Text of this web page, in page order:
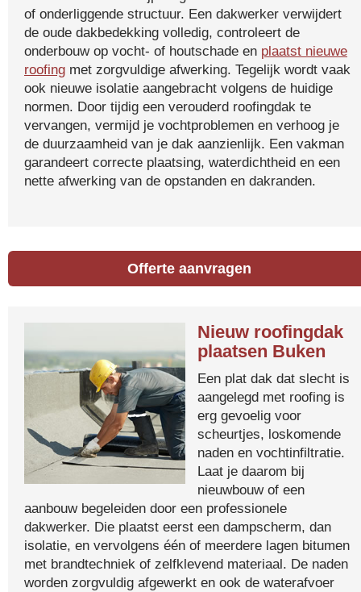
of onderliggende structuur. Een dakwerker verwijdert
de oude dakbedekking volledig, controleert de
onderbouw op vocht- of houtschade en plaatst nieuwe
roofing met zorgvuldige afwerking. Tegelijk wordt vaak
ook nieuwe isolatie aangebracht volgens de huidige
normen. Door tijdig een verouderd roofingdak te
vervangen, vermijd je vochtproblemen en verhoog je
de duurzaamheid van je dak aanzienlijk. Een vakman
garandeert correcte plaatsing, waterdichtheid en een
nette afwerking van de opstanden en dakranden.
Offerte aanvragen
Nieuw roofingdak
plaatsen Buken
Een plat dak dat slecht is
aangelegd met roofing is
erg gevoelig voor
scheurtjes, loskomende
naden en vochtinfiltratie.
Laat je daarom bij
nieuwbouw of een
aanbouw begeleiden door een professionele
dakwerker. Die plaatst eerst een dampscherm, dan
isolatie, en vervolgens één of meerdere lagen bitumen
met brandtechniek of zelfklevend materiaal. De naden
worden zorgvuldig afgewerkt en ook de waterafvoer